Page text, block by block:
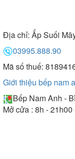
Địa chỉ: Ấp Suối
03995.888.90
Mã số thuế:
Giới thiệu bếp nam
Bếp Nam Anh -
Mở cửa : 8h -